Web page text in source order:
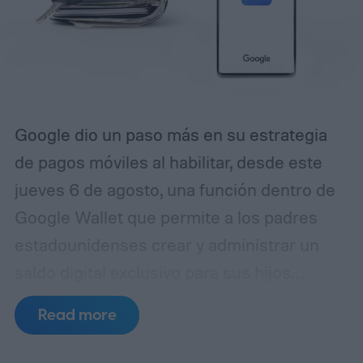
cualquier parte.Traducción de IA, sin la
Google dio un paso más en su estrategia
de pagos móviles al habilitar, desde este
jueves 6 de agosto, una función dentro de
Google Wallet que permite a los padres
menores de 18 años. La novedad llega justo
antes del regreso a clases, un período en el
Read more